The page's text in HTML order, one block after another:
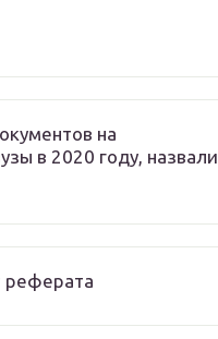
на
в 2020 году, назвали
реферата